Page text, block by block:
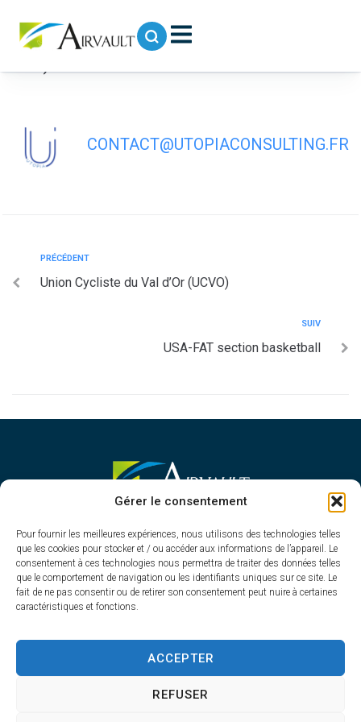
Gérer le consentement
Pour fournir les meilleures expériences, nous utilisons des technologies telles
que les cookies pour stocker et / ou accéder aux informations de l’appareil. Le
consentement à ces technologies nous permettra de traiter des données telles
que le comportement de navigation ou les identifiants uniques sur ce site. Le
fait de ne pas consentir ou de retirer son consentement peut nuire à certaines
caractéristiques et fonctions.
ACCEPTER
REFUSER
Union Sportive Airvault – FAT (USA-
CONTACT@UTOPIACONSULTING.FR
PRÉCÉDENT
Union Cycliste du Val d’Or (UCVO)
SUIV
USA-FAT section basketball
MAIRIE D'AIRVAULT
1 Rue Constant Balquet,
79600 Airvault
05 49 64 70 13
Contacter la mairie
Du lundi au vendredi
de 8h30 à 12h30 et de 13h45 à 17h30